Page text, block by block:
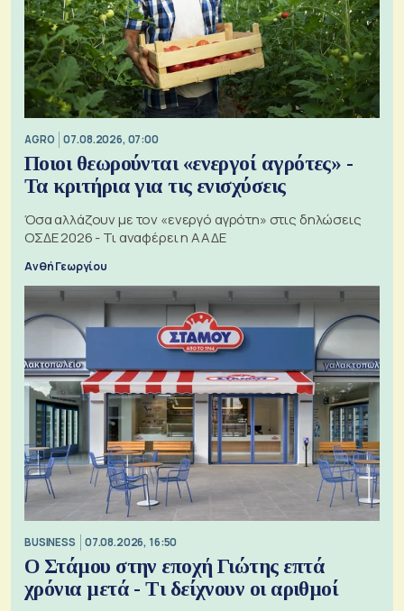
AGRO 07.08.2026, 07:00
Ποιοι θεωρούνται «ενεργοί αγρότες» -
Τα κριτήρια για τις ενισχύσεις
Όσα αλλάζουν με τον «ενεργό αγρότη» στις δηλώσεις
ΟΣΔΕ 2026 - Τι αναφέρει η ΑΑΔΕ
Ανθή Γεωργίου
BUSINESS 07.08.2026, 16:50
Ο Στάμου στην εποχή Γιώτης επτά
χρόνια μετά - Τι δείχνουν οι αριθμοί